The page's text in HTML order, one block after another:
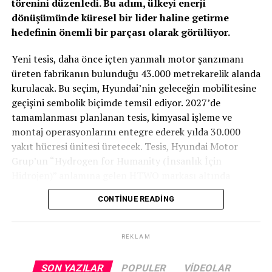
UP NEXT
%100 Elektrikliye Hiç Bu Kadar Yakın Olmadınız!
Beyçelik Gestamp’ın TOSB’da 50 Milyon Euro’luk Yatırımla
Kuracağı Yeni Fabrikası İçin İmzalar Atıldı!
Sport ile Yere Basıyor
Türkiye’nin otomobiliTOGG T10Xgibi yüksek tork
değerlerine sahip elektrikli araçlarda, lastiğin zemine
tutunma kabiliyeti çok daha kritiktir.E-carturkiyeekibi
olarak bizzat deneyimlediğimizPetlas Snowmaster 2
Sport, performans odaklı yapısıyla elektrikli araçların
törenini düzenledi. Bu adım, ülkeyi enerji
dönüşümünde küresel bir lider haline getirme
hedefinin önemli bir parçası olarak görülüyor.
Yeni tesis, daha önce içten yanmalı motor şanzımanı
üreten fabrikanın bulunduğu 43.000 metrekarelik alanda
kurulacak. Bu seçim, Hyundai’nin geleceğin mobilitesine
geçişini sembolik biçimde temsil ediyor. 2027’de
tamamlanması planlanan tesis, kimyasal işleme ve
montaj operasyonlarını entegre ederek yılda 30.000
yakıt hücresi ünitesi üretecek. Tesis, Hyundai Motor
Grup’un “Hydrogen for Humanity (İnsanlık İçin
faaliyet gösterecek.
tesis, binek otomobiller, ticari kamyonlar, otobüsler, iş
uygulamaları için yeni nesil hidrojen yakıt hücreleri ve
CONTINUE READING
REKLAM
SON YAZILAR POPULER VIDEOLAR